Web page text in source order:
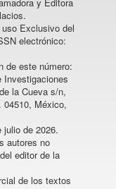
Exclusivo del
electrónico:
de este número:
Investigaciones
la Cueva s/n,
04510, México,
de 2026.
autores no
editor de la
de los textos